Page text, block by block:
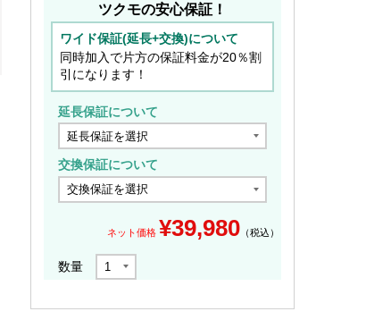
ツクモの安心保証！
ワイド保証(延長+交換)について
同時加入で片方の保証料金が20％割
引になります！
延長保証について
交換保証について
ネット価格 ¥39,980 （税込）
数量